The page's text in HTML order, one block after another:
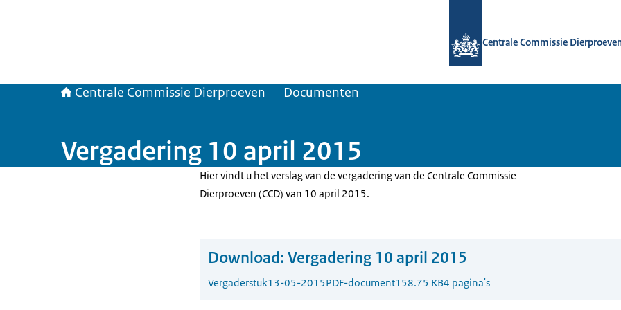
Centrale Commissie
Centrale Commissie Dierproeven Documenten
Vergadering 10 april 2015
Hier vindt u het verslag van de vergadering van de Centrale Commissie
Dierproeven (CCD) van 10 april 2015.
Download: Vergadering 10 april 2015
Vergaderstuk13-05-2015PDF-document158.75 KB4 pagina's